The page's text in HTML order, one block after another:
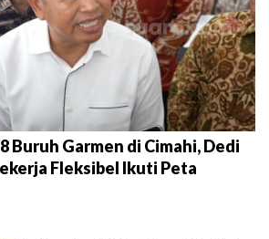
Buruh Garmen di Cimahi, Dedi
Fleksibel Ikuti Peta